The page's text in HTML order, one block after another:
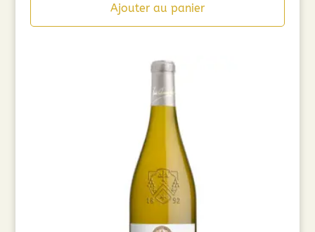
Ajouter au panier